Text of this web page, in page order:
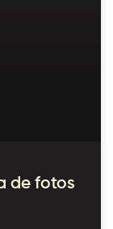
de fotos